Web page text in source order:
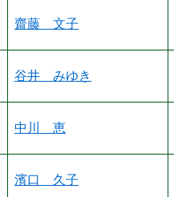
齋藤 文子
谷井 みゆき
中川 恵
濱口 久子